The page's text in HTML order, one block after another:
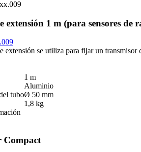
extensión 1 m (para sensores de
extensión se utiliza para fijar un
1 m
Aluminio
tuboØ 50 mm
1,8 kg
Compact